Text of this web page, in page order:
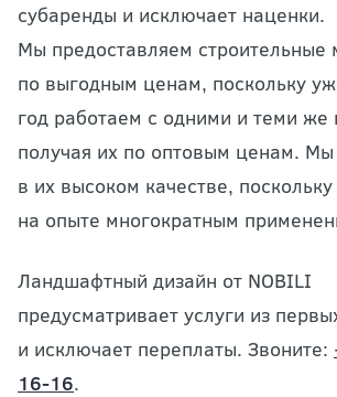
субаренды и исключает наценки.
Мы предоставляем строительные
по выгодным ценам, поскольку
год работаем с одними и теми
получая их по оптовым ценам.
в их высоком качестве,
на опыте многократным
Ландшафтный дизайн от NOBILI
предусматривает услуги из
и исключает переплаты. Звоните:
16-16.